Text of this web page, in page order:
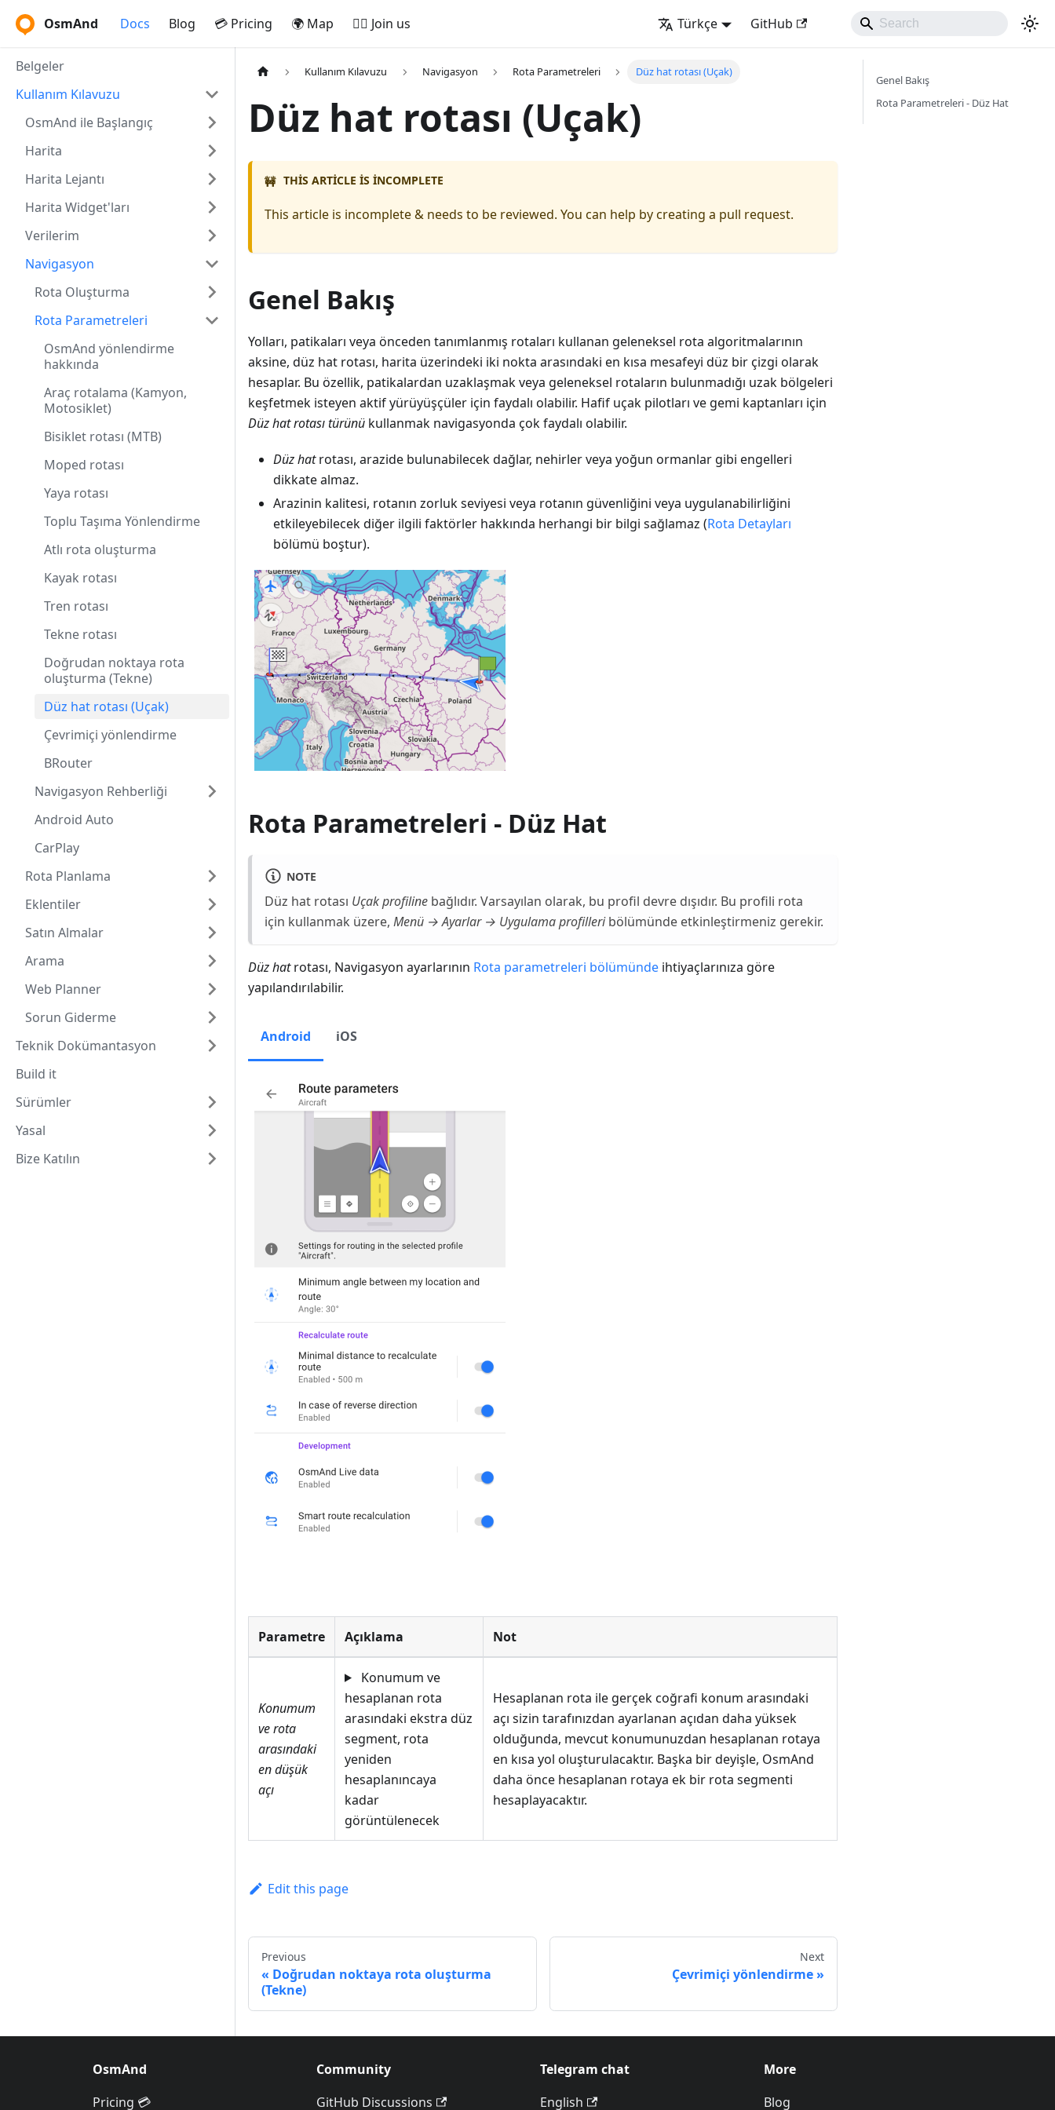
OsmAnd Docs Blog 💳 Pricing 🌍 Map 🚵‍♂️ Join us Türkçe GitHub
Belgeler
Kullanım Kılavuzu
OsmAnd ile Başlangıç
Harita
Harita Lejantı
Harita Widget'ları
Verilerim
Navigasyon
Rota Oluşturma
Rota Parametreleri
OsmAnd yönlendirme
hakkında
Araç rotalama (Kamyon,
Motosiklet)
Bisiklet rotası (MTB)
Moped rotası
Yaya rotası
Toplu Taşıma Yönlendirme
Atlı rota oluşturma
Kayak rotası
Tren rotası
Tekne rotası
Doğrudan noktaya rota
oluşturma (Tekne)
Düz hat rotası (Uçak)
Çevrimiçi yönlendirme
BRouter
Navigasyon Rehberliği
Android Auto
CarPlay
Rota Planlama
Eklentiler
Satın Almalar
Arama
Web Planner
Sorun Giderme
Teknik Dokümantasyon
Build it
Sürümler
Yasal
Bize Katılın
Kullanım Kılavuzu Navigasyon Rota Parametreleri Düz hat rotası (Uçak)
Düz hat rotası (Uçak)
🚧 THIS ARTICLE IS INCOMPLETE
This article is incomplete & needs to be reviewed. You can help by creating a pull request.
Genel Bakış
Yolları, patikaları veya önceden tanımlanmış rotaları kullanan geleneksel rota algoritmalarının
aksine, düz hat rotası, harita üzerindeki iki nokta arasındaki en kısa mesafeyi düz bir çizgi olarak
hesaplar. Bu özellik, patikalardan uzaklaşmak veya geleneksel rotaların bulunmadığı uzak bölgeleri
keşfetmek isteyen aktif yürüyüşçüler için faydalı olabilir. Hafif uçak pilotları ve gemi kaptanları için
Düz hat rotası türünü kullanmak navigasyonda çok faydalı olabilir.
Düz hatrotası, arazide bulunabilecek dağlar, nehirler veya yoğun ormanlar gibi engelleri
dikkate almaz.
Arazinin kalitesi, rotanın zorluk seviyesi veya rotanın güvenliğini veya uygulanabilirliğini
etkileyebilecek diğer ilgili faktörler hakkında herhangi bir bilgi sağlamaz (Rota Detayları
bölümü boştur).
Rota Parametreleri - Düz Hat
NOTE
Düz hat rotası Uçak profiline bağlıdır. Varsayılan olarak, bu profil devre dışıdır. Bu profili rota
için kullanmak üzere, Menü → Ayarlar → Uygulama profilleribölümünde etkinleştirmeniz gerekir.
Düz hatrotası, Navigasyon ayarlarının Rota parametreleri bölümünde ihtiyaçlarınıza göre
yapılandırılabilir.
Android iOS
Parametre Açıklama Not
Konumum
ve rota
arasındaki
en düşük
açı
Konumum ve
hesaplanan rota
arasındaki ekstra düz
segment, rota
yeniden
hesaplanıncaya
kadar
görüntülenecek
Hesaplanan rota ile gerçek coğrafi konum arasındaki
açı sizin tarafınızdan ayarlanan açıdan daha yüksek
olduğunda, mevcut konumunuzdan hesaplanan rotaya
en kısa yol oluşturulacaktır. Başka bir deyişle, OsmAnd
daha önce hesaplanan rotaya ek bir rota segmenti
hesaplayacaktır.
Edit this page
Previous
Doğrudan noktaya rota oluşturma
(Tekne)
Next
Çevrimiçi yönlendirme
Genel Bakış
Rota Parametreleri - Düz Hat
OsmAnd
Pricing 💳
Community
GitHub Discussions
Telegram chat
English
More
Blog